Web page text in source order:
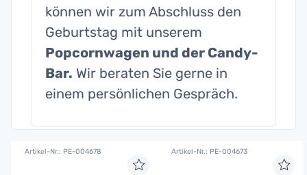
können wir zum Abschluss den
Geburtstag mit unserem
Popcornwagen und der Candy-
Bar. Wir beraten Sie gerne in
einem persönlichen Gespräch.
Artikel-Nr.: PE-004678 Artikel-Nr.: PE-004673